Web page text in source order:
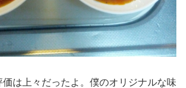
価は上々だったよ。僕のオリジナルな味